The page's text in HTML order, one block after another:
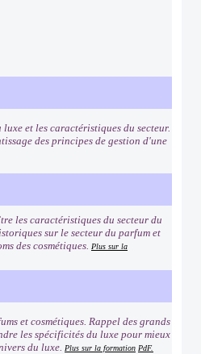
et les caractéristiques du secteur.
des principes de gestion d'une
les caractéristiques du secteur du
sur le secteur du parfum et
des cosmétiques. Plus sur la
et cosmétiques. Rappel des grands
les spécificités du luxe pour mieux
du luxe. Plus sur la formation PdF.